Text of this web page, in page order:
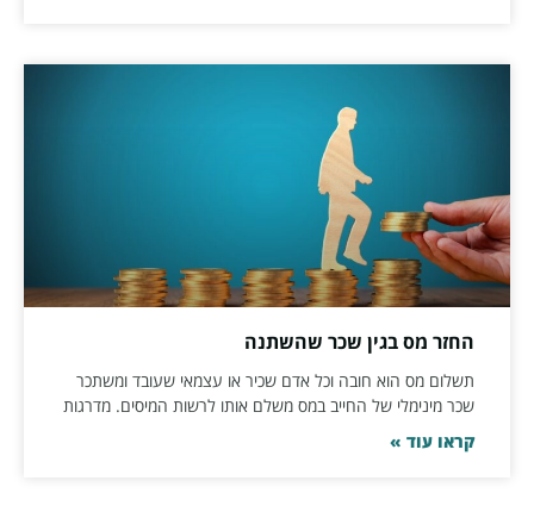
החזר מס בגין שכר שהשתנה
תשלום מס הוא חובה וכל אדם שכיר או עצמאי שעובד ומשתכר
שכר מינימלי של החייב במס משלם אותו לרשות המיסים. מדרגות
קראו עוד »